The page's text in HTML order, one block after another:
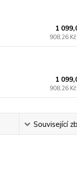
1
908,26 Kč
1
908,26 Kč
Související